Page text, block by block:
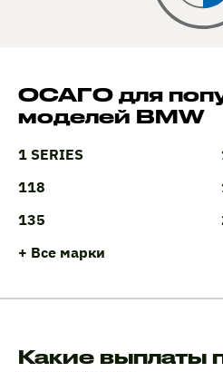
ОСАГО для
моделей BMW
1 SERIES
118
135
+ Все марки
Какие выплаты